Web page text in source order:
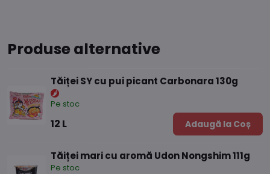
Produse alternative
Tăiței SY cu pui picant Carbonara 130g
Pe stoc
12 L Adaugă la Coș
Tăiței mari cu aromă Udon Nongshim 111g
Pe stoc